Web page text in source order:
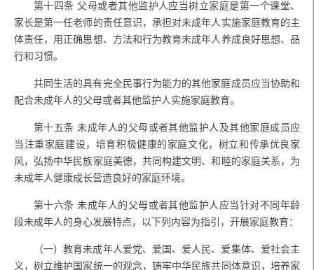
第十四条 父母或者其他监护人应当树立家庭是第一个课堂、
家长是第一任老师的责任意识，承担对未成年人实施家庭教育的主
体责任，用正确思想、方法和行为教育未成年人养成良好思想、品
行和习惯。
共同生活的具有完全民事行为能力的其他家庭成员应当协助和
配合未成年人的父母或者其他监护人实施家庭教育。
第十五条 未成年人的父母或者其他监护人及其他家庭成员应
当注重家庭建设，培育积极健康的家庭文化，树立和传承优良家
风，弘扬中华民族家庭美德，共同构建文明、和睦的家庭关系，为
未成年人健康成长营造良好的家庭环境。
第十六条 未成年人的父母或者其他监护人应当针对不同年龄
段未成年人的身心发展特点，以下列内容为指引，开展家庭教育：
（一）教育未成年人爱党、爱国、爱人民、爱集体、爱社会主
义，树立维护国家统一的观念，铸牢中华民族共同体意识，培养家